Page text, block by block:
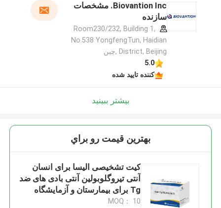
Biovantion Inc. مشخصات
سازنده
Room230/232, Building 1,
No.538 YongfengTun, Haidian
District, Beijing ,چین
5.0
کننده تایید شده
بیشتر ببینید
بهترين قيمت رو براي
کیت تشخیصی الیسا برای انسان
آنتی تیروگلوبولین آنتی بادی های ضد
Tg برای بیمارستان و آزمایشگاه
MOQ： 10